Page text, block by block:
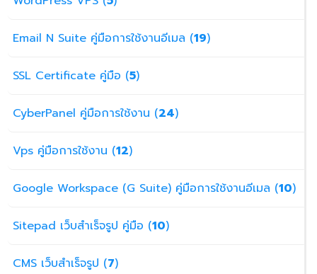
Email N Suite คู่มือการใช้งานอีเมล (19)
SSL Certificate คู่มือ (5)
CyberPanel คู่มือการใช้งาน (24)
Vps คู่มือการใช้งาน (12)
Google Workspace (G Suite) คู่มือการใช้งานอีเมล (10)
Sitepad เว็บสำเร็จรูป คู่มือ (10)
CMS เว็บสำเร็จรูป (7)